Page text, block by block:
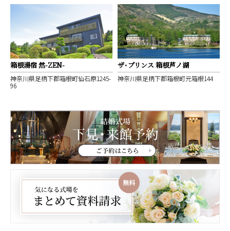
箱根湯宿 然-ZEN-
神奈川県足柄下郡箱根町仙石原1245-
96
ザ・プリンス 箱根芦ノ湖
神奈川県足柄下郡箱根町元箱根144